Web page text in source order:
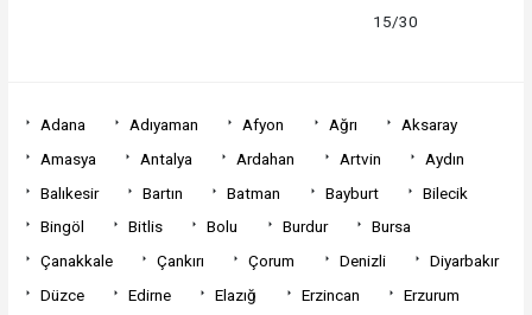
15/30
Adana Adıyaman Afyon Ağrı
Aksaray
Amasya
Antalya Ardahan Artvin
Aydın
Balıkesir
Bartın Batman Bayburt
Bilecik
Bingöl
Bitlis Bolu Burdur
Bursa
Çanakkale
Çankırı Çorum Denizli
Diyarbakır
Düzce
Edirne Elazığ Erzincan
Erzurum